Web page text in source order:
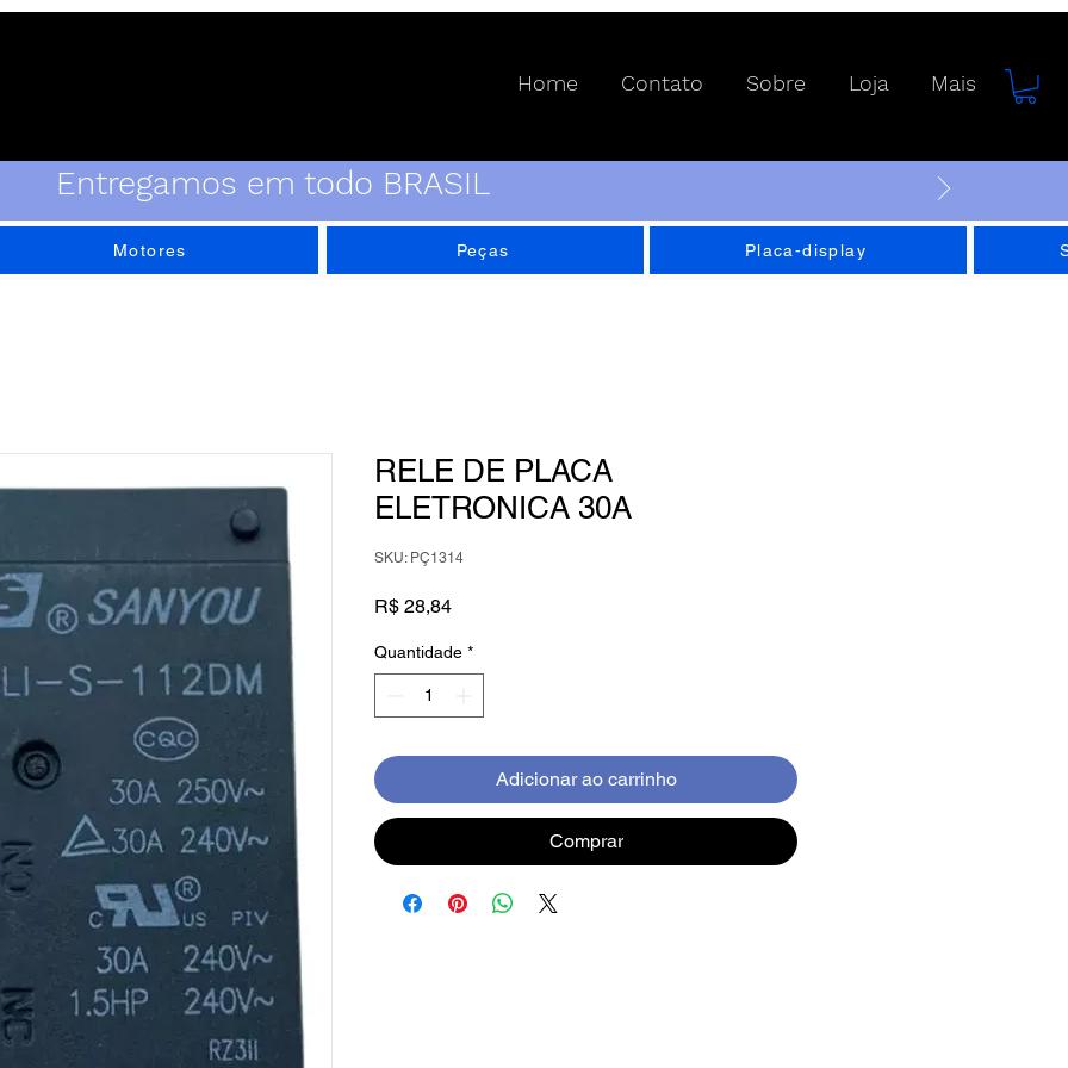
Home Contato Sobre Loja Mais
Entregamos em todo BRASIL
Motores Peças Placa-display
RELE DE PLACA
ELETRONICA 30A
SKU: PÇ1314
R$ 28,84Preço
Quantidade *
Adicionar ao carrinho
Comprar